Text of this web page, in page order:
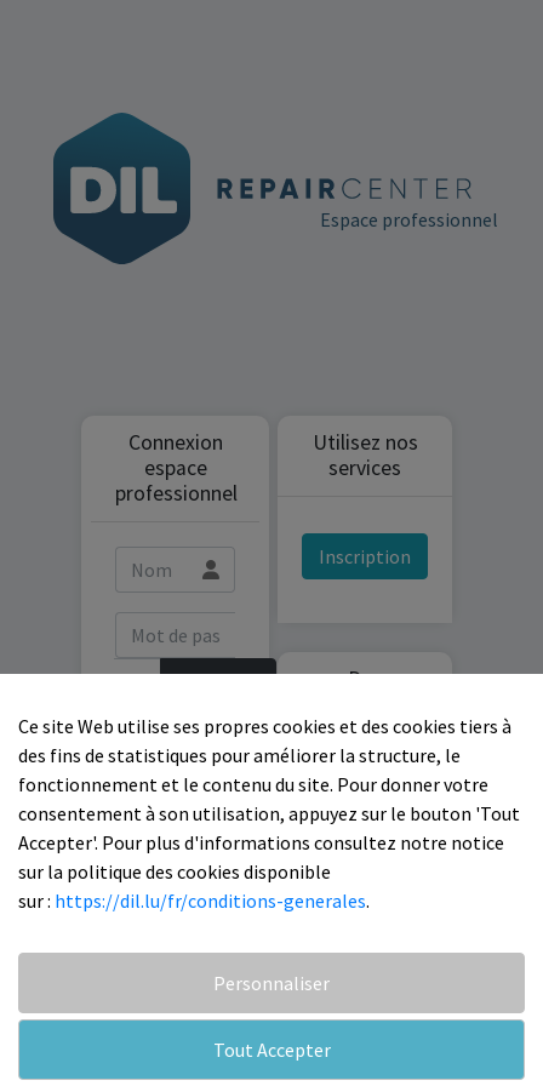
Espace professionnel
Connexion
espace
professionnel
Se
Mot de passe
oublié ?
Utilisez nos
services
Inscription
Des
Contactez-
nous
Copyright 2026 D.I.L. SARL
Ce site Web utilise ses propres cookies et des cookies tiers à
des fins de statistiques pour améliorer la structure, le
fonctionnement et le contenu du site. Pour donner votre
consentement à son utilisation, appuyez sur le bouton 'Tout
Accepter'. Pour plus d'informations consultez notre notice
sur la politique des cookies disponible
sur : https://dil.lu/fr/conditions-generales.
Personnaliser
Tout Accepter